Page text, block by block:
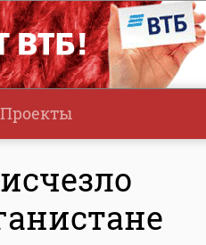
Проекты